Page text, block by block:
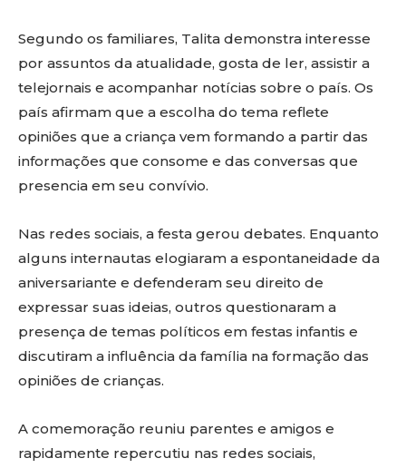
Segundo os familiares, Talita demonstra interesse
por assuntos da atualidade, gosta de ler, assistir a
telejornais e acompanhar notícias sobre o país. Os
país afirmam que a escolha do tema reflete
opiniões que a criança vem formando a partir das
informações que consome e das conversas que
presencia em seu convívio.
Nas redes sociais, a festa gerou debates. Enquanto
alguns internautas elogiaram a espontaneidade da
aniversariante e defenderam seu direito de
expressar suas ideias, outros questionaram a
presença de temas políticos em festas infantis e
discutiram a influência da família na formação das
opiniões de crianças.
A comemoração reuniu parentes e amigos e
rapidamente repercutiu nas redes sociais,